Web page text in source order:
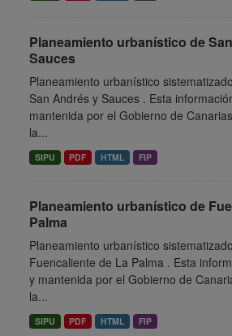
Planeamiento urbanístico de
Sauces
Planeamiento urbanístico
San Andrés y Sauces . Esta
mantenida por el Gobierno de
la...
SIPU PDF HTML FIP
Planeamiento urbanístico de
Palma
Planeamiento urbanístico
Fuencaliente de La Palma . Esta
y mantenida por el Gobierno de
la...
SIPU PDF HTML FIP